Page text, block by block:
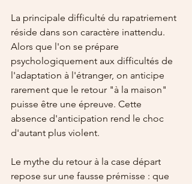
La principale difficulté du rapatriement
réside dans son caractère inattendu.
Alors que l'on se prépare
psychologiquement aux difficultés de
l'adaptation à l'étranger, on anticipe
rarement que le retour "à la maison"
puisse être une épreuve. Cette
absence d'anticipation rend le choc
d'autant plus violent.
Le mythe du retour à la case départ
repose sur une fausse prémisse : que